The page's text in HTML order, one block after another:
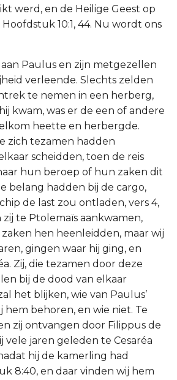
werd, en de Heilige Geest op
10:1, 44. Nu wordt ons
aan Paulus en zijn metgezellen
verleende. Slechts zelden
te nemen in een herberg,
kwam, was er de een of andere
heette en herbergde.
zich tezamen hadden
scheidden, toen de reis
hun beroep of hun zaken dit
belang hadden bij de cargo,
de last zou ontladen, vers 4,
te Ptolemaïs aankwamen,
hen heenleidden, maar wij
gingen waar hij ging, en
Zij, die tezamen door deze
bij de dood van elkaar
het blijken, wie van Paulus’
hem behoren, en wie niet. Te
zij ontvangen door Filippus de
vele jaren geleden te Cesaréa
hij de kamerling had
8:40, en daar vinden wij hem